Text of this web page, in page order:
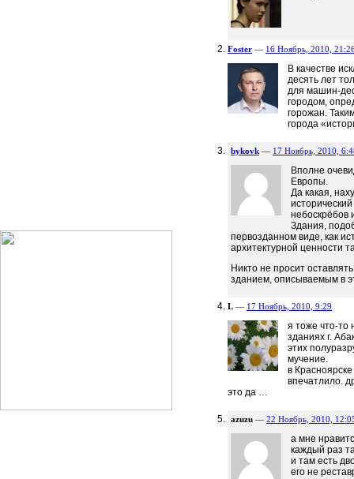
Foster — 16 Ноябрь, 2010,
В качестве
десять лет
для машин-
городом,
горожан.
города
bykovk — 17 Ноябрь, 2010,
Вполне
Европы.
Да какая,
небоскрёбов
Здания,
первозданном виде, как
архитектурной ценности
Никто не просит
зданием, описываемым в
L — 17 Ноябрь, 2010, 9:29
я тоже что-то
зданиях г.
этих
мучение.
в
впечатлило.
это да …
azuzu — 22 Ноябрь, 2010,
а мне
каждый раз
и там есть
его не